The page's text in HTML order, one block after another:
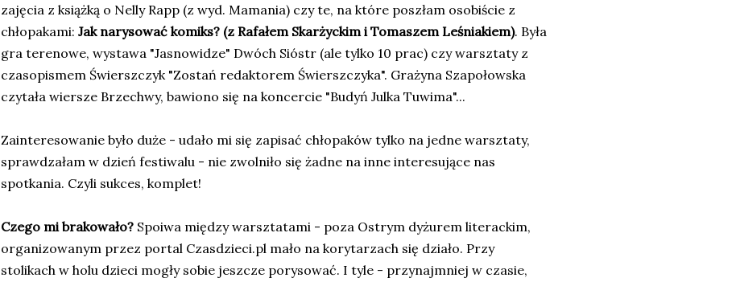
zajęcia z książką o Nelly Rapp (z wyd. Mamania) czy te, na które poszłam osobiście z
chłopakami: Jak narysować komiks? (z Rafałem Skarżyckim i Tomaszem Leśniakiem). Była
gra terenowe, wystawa "Jasnowidze" Dwóch Sióstr (ale tylko 10 prac) czy warsztaty z
czasopismem Świerszczyk "Zostań redaktorem Świerszczyka". Grażyna Szapołowska
czytała wiersze Brzechwy, bawiono się na koncercie "Budyń Julka Tuwima"...
Zainteresowanie było duże - udało mi się zapisać chłopaków tylko na jedne warsztaty,
sprawdzałam w dzień festiwalu - nie zwolniło się żadne na inne interesujące nas
spotkania. Czyli sukces, komplet!
Czego mi brakowało? Spoiwa między warsztatami - poza Ostrym dyżurem literackim,
organizowanym przez portal Czasdzieci.pl mało na korytarzach się działo. Przy
stolikach w holu dzieci mogły sobie jeszcze porysować. I tyle - przynajmniej w czasie,